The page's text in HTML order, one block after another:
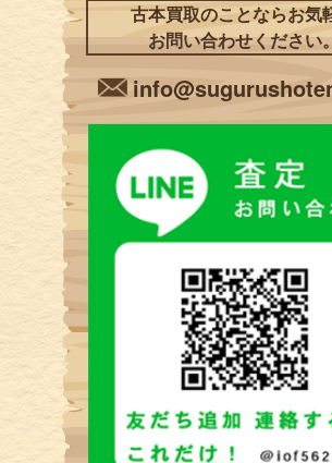
古本買取のことならお気
お問い合わせください